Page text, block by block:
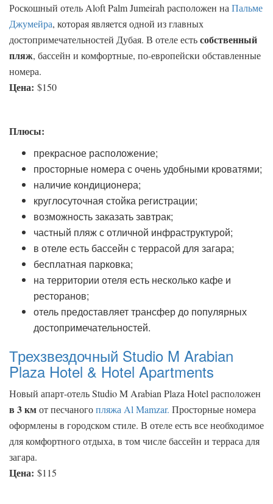
Роскошный отель Aloft Palm Jumeirah расположен на Пальме
Джумейра, которая является одной из главных
достопримечательностей Дубая. В отеле естьсобственный
пляж, бассейн и комфортные, по-европейски обставленные
номера.
Цена: $150
Плюсы:
прекрасное расположение;
просторные номера с очень удобными кроватями;
наличие кондиционера;
круглосуточная стойка регистрации;
возможность заказать завтрак;
частный пляж с отличной инфраструктурой;
в отеле есть бассейн с террасой для загара;
бесплатная парковка;
на территории отеля есть несколько кафе и
ресторанов;
отель предоставляет трансфер до популярных
достопримечательностей.
Трехзвездочный Studio M Arabian
Plaza Hotel & Hotel Apartments
Новый апарт-отель Studio M Arabian Plaza Hotel расположен
в 3 кмот песчаногопляжа Al Mamzar. Просторные номера
оформлены в городском стиле. В отеле есть все необходимое
для комфортного отдыха, в том числе бассейн и терраса для
загара.
Цена: $115